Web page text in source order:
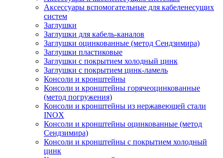
Аксессуары вспомогательные для кабеленесущих
систем
Заглушки
Заглушки для кабель-каналов
Заглушки оцинкованные (метод Сендзимира)
Заглушки пластиковые
Заглушки с покрытием холодный цинк
Заглушки с покрытием цинк-ламель
Консоли и кронштейны
Консоли и кронштейны горячеоцинкованные
(метод погружения)
Консоли и кронштейны из нержавеющей стали
INOX
Консоли и кронштейны оцинкованные (метод
Сендзимира)
Консоли и кронштейны с покрытием холодный
цинк